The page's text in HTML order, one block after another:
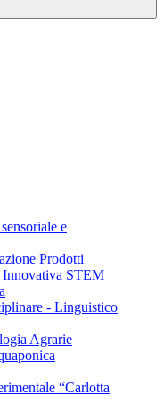
e
Prodotti
STEM
- Linguistico
Agrarie
“Carlotta